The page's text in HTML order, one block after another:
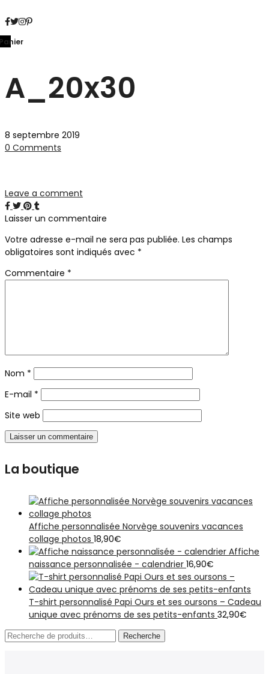
A_20x30
8 septembre 2019
0 Comments
Leave a comment
Laisser un commentaire
Votre adresse e-mail ne sera pas publiée. Les champs
obligatoires sont indiqués avec *
Commentaire *
Nom *
E-mail *
Site web
La boutique
Affiche personnalisée Norvège souvenirs vacances
collage photos 18,90€
Affiche
naissance personnalisée - calendrier 16,90€
T-shirt personnalisé Papi Ours et ses oursons – Cadeau
unique avec prénoms de ses petits-enfants 32,90€
Recherche
Recherche